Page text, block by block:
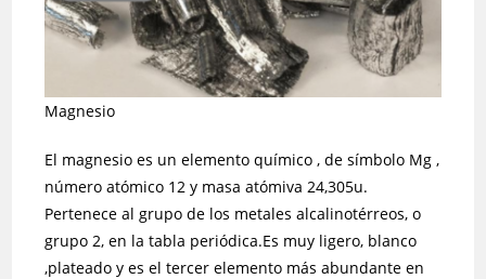
Magnesio
El magnesio es un elemento químico , de símbolo Mg ,
número atómico 12 y masa atómiva 24,305u.
Pertenece al grupo de los metales alcalinotérreos, o
grupo 2, en la tabla periódica.Es muy ligero, blanco
,plateado y es el tercer elemento más abundante en